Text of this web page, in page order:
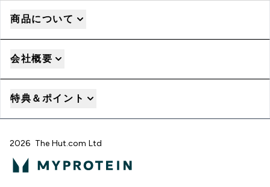
商品について
会社概要
特典＆ポイント
2026 The Hut.com Ltd